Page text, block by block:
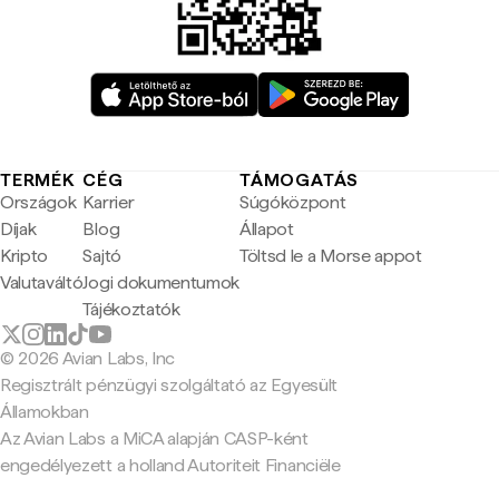
TERMÉK
Országok
Díjak
Kripto
Valutaváltó
CÉG
Karrier
Blog
Sajtó
Jogi dokumentumok
Tájékoztatók
TÁMOGATÁS
Súgóközpont
Állapot
Töltsd le a Morse appot
© 2026 Avian Labs, Inc
Regisztrált pénzügyi szolgáltató az Egyesült
Államokban
Az Avian Labs a MiCA alapján CASP-ként
engedélyezett a holland Autoriteit Financiële